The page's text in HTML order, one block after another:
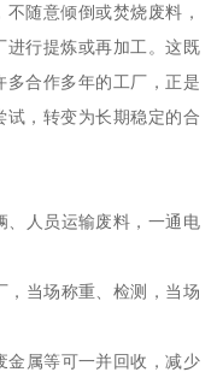
随意倾倒或焚烧废料，
进行提炼或再加工。这既
多合作多年的工厂，正是
试，转变为长期稳定的合
、人员运输废料，一通电
，当场称重、检测，当场
金属等可一并回收，减少